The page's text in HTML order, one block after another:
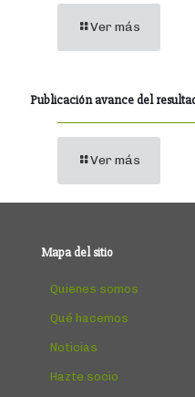
Ver más
Publicación avance del
Ver más
Mapa del sitio
Quienes somos
Qué hacemos
Noticias
Hazte socio